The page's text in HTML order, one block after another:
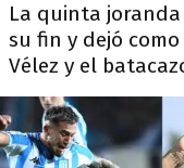
La quinta
su fin y dejó
Vélez y el